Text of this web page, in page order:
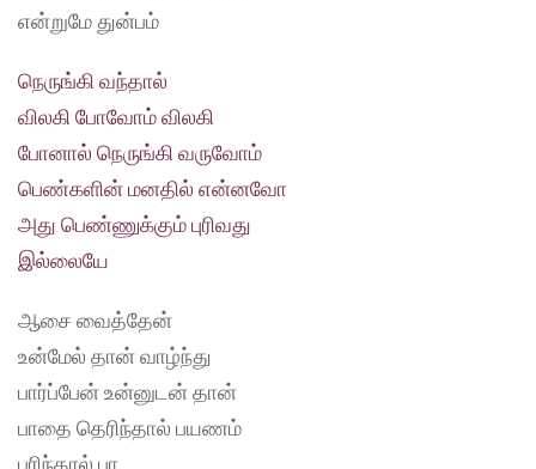
என்றுமே துன்பம்
நெருங்கி வந்தால்
விலகி போவோம் விலகி
போனால் நெருங்கி வருவோம்
பெண்களின் மனதில் என்னவோ
அது பெண்ணுக்கும் புரிவது
இல்லையே
ஆசை வைத்தேன்
உன்மேல் தான் வாழ்ந்து
பார்ப்பேன் உன்னுடன் தான்
பாதை தெரிந்தால் பயணம்
புரிந்தால் பா